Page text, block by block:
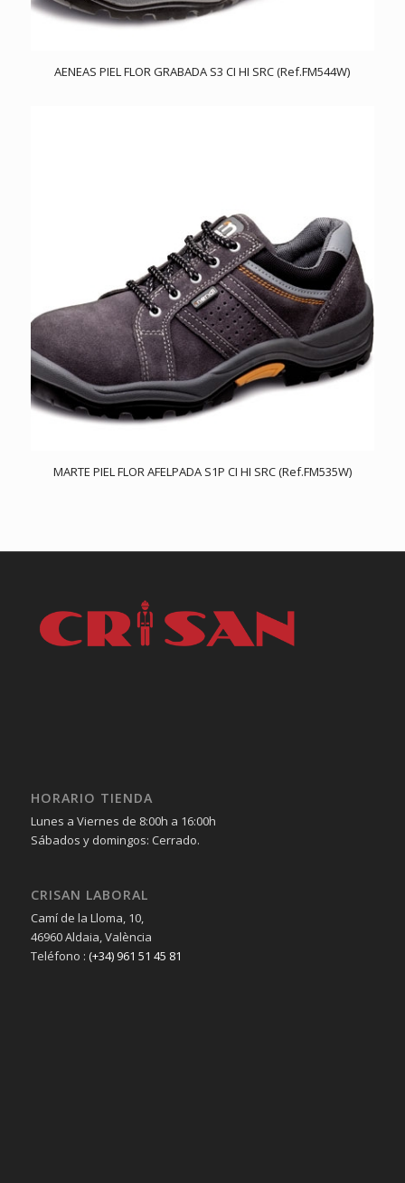
AENEAS PIEL FLOR GRABADA S3 CI HI SRC (Ref.FM544W)
MARTE PIEL FLOR AFELPADA S1P CI HI SRC (Ref.FM535W)
HORARIO TIENDA
Lunes a Viernes de 8:00h a 16:00h
Sábados y domingos: Cerrado.
CRISAN LABORAL
Camí de la Lloma, 10,
46960 Aldaia, València
Teléfono : (+34) 961 51 45 81